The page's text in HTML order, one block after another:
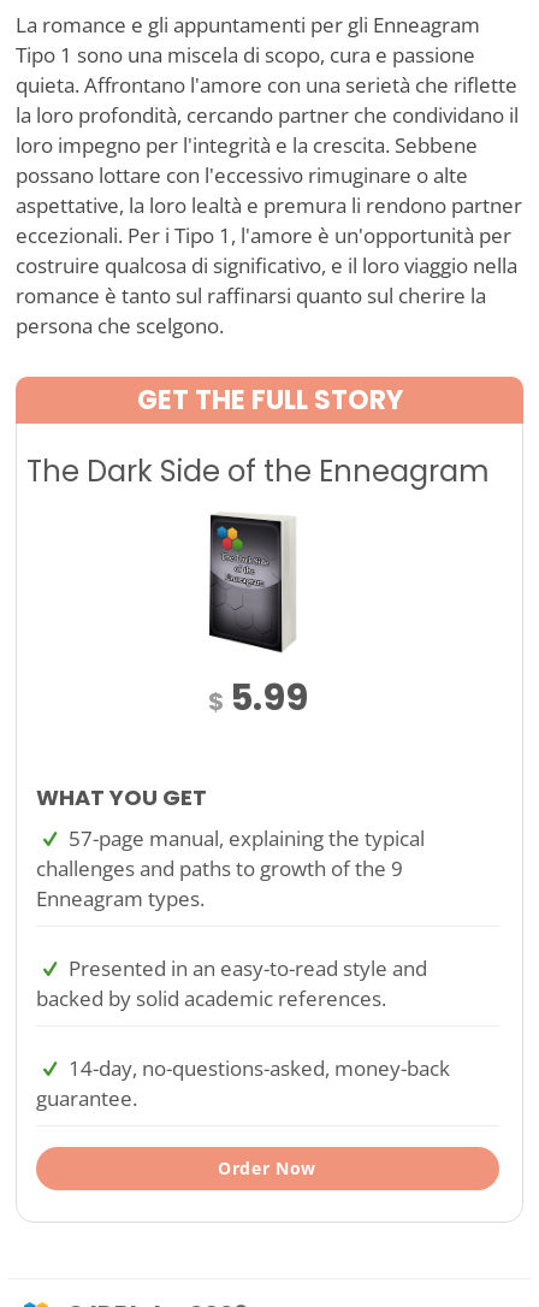
La romance e gli appuntamenti per gli Enneagram
Tipo 1 sono una miscela di scopo, cura e passione
quieta. Affrontano l'amore con una serietà che riflette
la loro profondità, cercando partner che condividano il
loro impegno per l'integrità e la crescita. Sebbene
possano lottare con l'eccessivo rimuginare o alte
aspettative, la loro lealtà e premura li rendono partner
eccezionali. Per i Tipo 1, l'amore è un'opportunità per
costruire qualcosa di significativo, e il loro viaggio nella
romance è tanto sul raffinarsi quanto sul cherire la
persona che scelgono.
GET THE FULL STORY
The Dark Side of the Enneagram
$ 5.99
WHAT YOU GET
57-page manual, explaining the typical
challenges and paths to growth of the 9
Enneagram types.
Presented in an easy-to-read style and
backed by solid academic references.
14-day, no-questions-asked, money-back
guarantee.
Order Now